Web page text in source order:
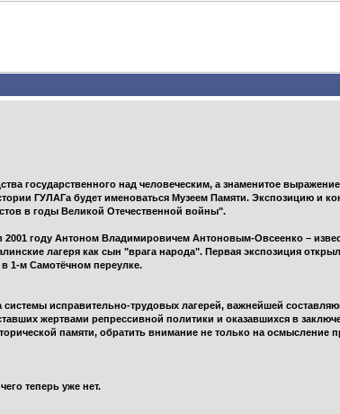
государственного над человеческим, а знаменитое
ГУЛАГа будет именоваться Музеем Памяти. Экспозицию и
в годы Великой Отечественной войны".
году Антоном Владимировичем Антоновым-Овсеенко –
лагеря как сын "врага народа". Первая экспозиция
1-м Самотёчном переулке.
исправительно-трудовых лагерей, важнейшей
жертвами репрессивной политики и оказавшихся в
памяти, обратить внимание не только на осмысление
теперь уже нет.